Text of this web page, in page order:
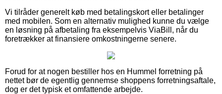
Vi tilråder generelt køb med betalingskort eller betalinger
med mobilen. Som en alternativ mulighed kunne du vælge
en løsning på afbetaling fra eksempelvis ViaBill, når du
foretrækker at finansiere omkostningerne senere.
Forud for at nogen bestiller hos en Hummel forretning på
nettet bør de egentlig gennemse shoppens forretningsaftale,
dog er det typisk et omfattende arbejde.